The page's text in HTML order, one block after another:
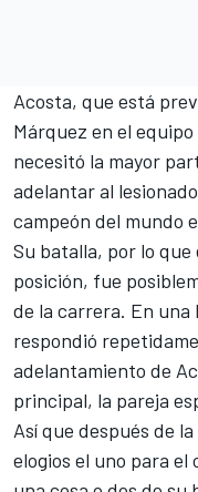
Acosta, que está
Márquez en el
necesitó la mayor
adelantar al
campeón del mundo
Su batalla, por lo
posición, fue
de la carrera. En una
respondió
adelantamiento de
principal, la pareja
Así que después de
elogios el uno para